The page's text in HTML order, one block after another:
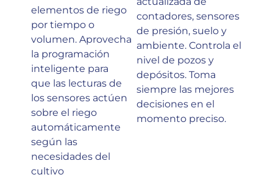
elementos de riego
por tiempo o
volumen. Aprovecha
la programación
inteligente para
que laslecturas de
los sensores actúen
sobre el riego
automáticamente
según las
necesidades del
cultivo
contadores, sensores
de presión, suelo y
ambiente. Controla el
nivel de pozos y
depósitos. Toma
siempre las mejores
decisiones en el
momento preciso.